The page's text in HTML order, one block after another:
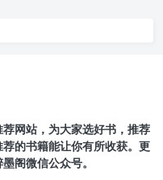
网站，为大家选好书，推荐
的书籍能让你有所收获。更
阁微信公众号。